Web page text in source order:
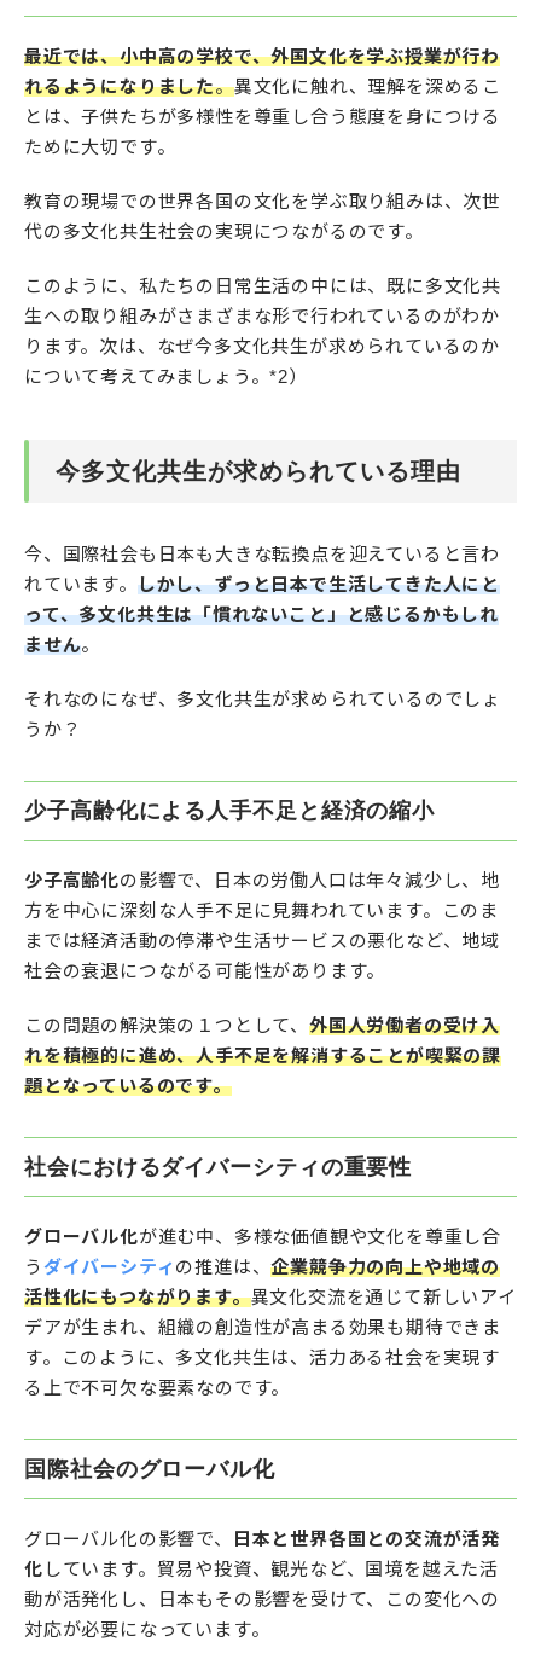
最近では、小中高の学校で、外国文化を学ぶ授業が行わ
れるようになりました。異文化に触れ、理解を深めるこ
とは、子供たちが多様性を尊重し合う態度を身につける
ために大切です。
教育の現場での世界各国の文化を学ぶ取り組みは、次世
代の多文化共生社会の実現につながるのです。
このように、私たちの日常生活の中には、既に多文化共
生への取り組みがさまざまな形で行われているのがわか
ります。次は、なぜ今多文化共生が求められているのか
について考えてみましょう。*2）
今多文化共生が求められている理由
今、国際社会も日本も大きな転換点を迎えていると言わ
れています。 しかし、ずっと日本で生活してきた人にと
って、多文化共生は「慣れないこと」と感じるかもしれ
ません。
それなのになぜ、多文化共生が求められているのでしょ
うか？
少子高齢化による人手不足と経済の縮小
少子高齢化の影響で、日本の労働人口は年々減少し、地
方を中心に深刻な人手不足に見舞われています。このま
までは経済活動の停滞や生活サービスの悪化など、地域
社会の衰退につながる可能性があります。
この問題の解決策の１つとして、外国人労働者の受け入
れを積極的に進め、人手不足を解消することが喫緊の課
題となっているのです。
社会におけるダイバーシティの重要性
グローバル化が進む中、多様な価値観や文化を尊重し合
う ダイバーシティ の推進は、企業競争力の向上や地域の
活性化にもつながります。異文化交流を通じて新しいアイ
デアが生まれ、組織の創造性が高まる効果も期待できま
す。このように、多文化共生は、活力ある社会を実現す
る上で不可欠な要素なのです。
国際社会のグローバル化
グローバル化の影響で、
日本と世界各国との交流が活発
化 しています。貿易や投資、観光など、国境を越えた活
動が活発化し、日本もその影響を受けて、この変化への
対応が必要になっています。